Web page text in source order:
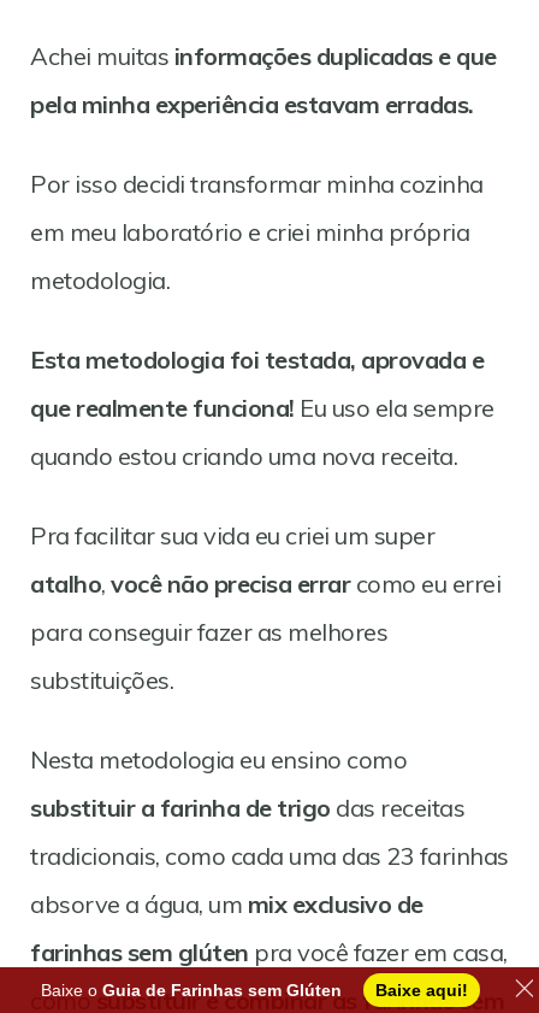
Achei muitas informações duplicadas e que
pela minha experiência estavam erradas.
Por isso decidi transformar minha cozinha
em meu laboratório e criei minha própria
metodologia.
Esta metodologia foi testada, aprovada e
que realmente funciona! Eu uso ela sempre
quando estou criando uma nova receita.
Pra facilitar sua vida eu criei um super
atalho, você não precisa errar como eu errei
para conseguir fazer as melhores
substituições.
Nesta metodologia eu ensino como
substituir a farinha de trigo das receitas
tradicionais, como cada uma das 23 farinhas
absorve a água, um mix exclusivo de
farinhas sem glúten pra você fazer em casa,
comosubstituir e combinar as farinhas sem
Baixe o Guia de Farinhas sem Glúten Baixe aqui!